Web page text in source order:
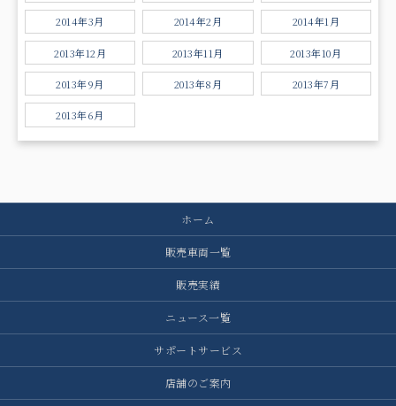
2014年3月 2014年2月 2014年1月
2013年12月 2013年11月 2013年10月
2013年9月 2013年8月 2013年7月
2013年6月
ホーム
販売車両一覧
販売実績
ニュース一覧
サポートサービス
店舗のご案内